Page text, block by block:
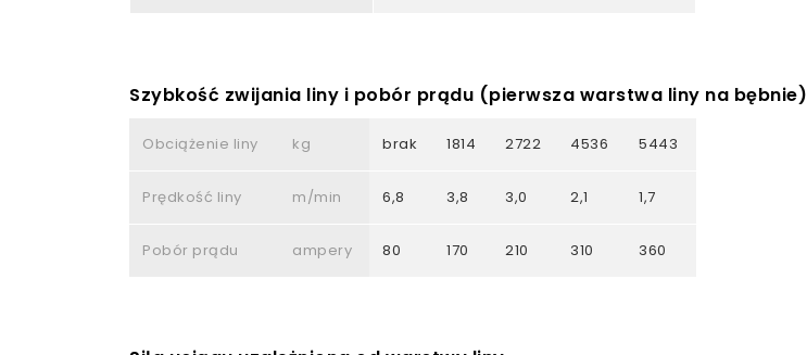
Szybkość zwijania liny i pobór prądu (pierwsza warstwa liny na bębnie)
Obciążenie liny kg brak 1814 2722 4536 5443
Prędkość liny m/min 6,8 3,8 3,0 2,1 1,7
Pobór prądu ampery 80 170 210 310 360